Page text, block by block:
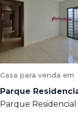
Casa para venda em
Parque
Parque Residencial